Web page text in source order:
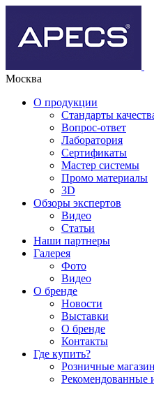
Москва
О продукции
Стандарты
Вопрос-ответ
Лаборатория
Сертификаты
Мастер системы
Промо материалы
3D
Обзоры экспертов
Видео
Статьи
Наши партнеры
Галерея
Фото
Видео
О бренде
Новости
Выставки
О бренде
Контакты
Где купить?
Розничные
Рекомендованные